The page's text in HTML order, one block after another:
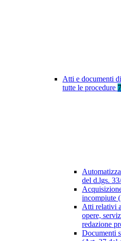
Atti e documenti
tutte le procedure 7
del d.lgs.
incompiute
Atti relativi
opere,
redazione
Documenti